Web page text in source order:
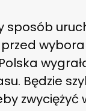
sposób
Będzie
zwyciężyć